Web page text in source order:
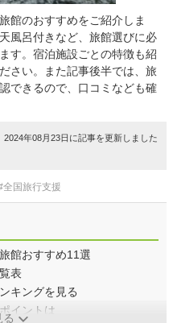
館のおすすめをご紹介しま
風呂付きなど、旅館選びに必
す。宿泊施設ごとの特徴も紹
さい。また記事後半では、旅
できるので、口コミなども確
年08月23日に記事を更新しました
全国旅行支援
館おすすめ11選
表
キングを見る
イントは